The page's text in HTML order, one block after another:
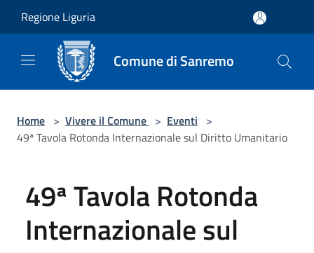
Regione Liguria
Comune di Sanremo
Home > Vivere il Comune > Eventi >
49ª Tavola Rotonda Internazionale sul Diritto Umanitario
49ª Tavola Rotonda
Internazionale sul